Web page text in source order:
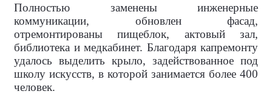
Полностью заменены инженерные
коммуникации, обновлен фасад,
отремонтированы пищеблок, актовый зал,
библиотека и медкабинет. Благодаря капремонту
удалось выделить крыло, задействованное под
школу искусств, в которой занимается более 400
человек.